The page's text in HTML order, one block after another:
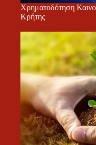
Χρηματοδότηση
Κρήτης